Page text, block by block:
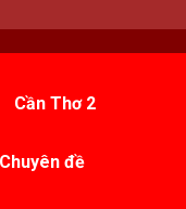
Cần Thơ 2
Chuyên đề